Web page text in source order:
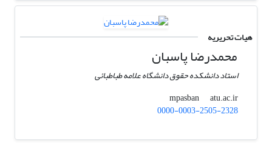
هیات تحریریه
محمدرضا پاسبان
استاد دانشکده حقوق دانشگاه علامه طباطبائی
mpasban
atu.ac.ir
0000-0003-2505-2328